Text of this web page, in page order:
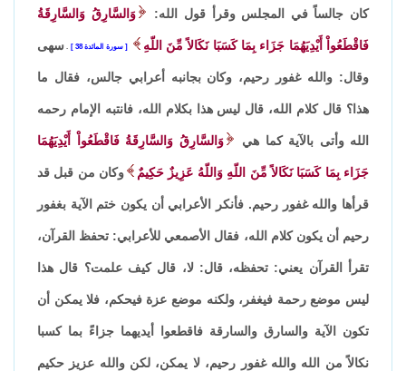
كان جالساً في المجلس وقرأ قول الله: وَالسَّارِقُ وَالسَّارِقَةُ
فَاقْطَعُواْ أَيْدِيَهُمَا جَزَاء بِمَا كَسَبَا نَكَالاً مِّنَ اللّهِ سورة المائدة 38 سهى
وقال: والله غفور رحيم، وكان بجانبه أعرابي جالس، فقال ما
هذا؟ قال كلام الله، قال ليس هذا بكلام الله، فانتبه الإمام رحمه
الله وأتى بالآية كما هي وَالسَّارِقُ وَالسَّارِقَةُ فَاقْطَعُواْ أَيْدِيَهُمَا
جَزَاء بِمَا كَسَبَا نَكَالاً مِّنَ اللّهِ وَاللّهُ عَزِيزٌ حَكِيمٌ وكان من قبل قد
قرأها والله غفور رحيم. فأنكر الأعرابي أن يكون ختم الآية بغفور
رحيم أن يكون كلام الله، فقال الأصمعي للأعرابي: تحفظ القرآن،
تقرأ القرآن يعني: تحفظه، قال: لا، قال كيف علمت؟ قال هذا
ليس موضع رحمة فيغفر، ولكنه موضع عزة فيحكم، فلا يمكن أن
تكون الآية والسارق والسارقة فاقطعوا أيديهما جزاءً بما كسبا
نكالاً من الله والله غفور رحيم، لا يمكن، لكن والله عزيز حكيم